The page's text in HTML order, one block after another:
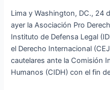
Lima y Washington, DC., 24
ayer la Asociación Pro
Instituto de Defensa Legal
el Derecho Internacional
cautelares ante la Comisión
Humanos (CIDH) con el fin